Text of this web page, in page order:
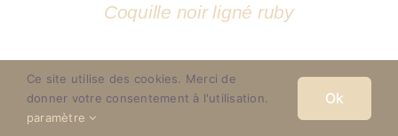
Coquille noir ligné ruby
Ce site utilise des cookies. Merci de
donner votre consentement à l'utilisation.
paramètre
Ok